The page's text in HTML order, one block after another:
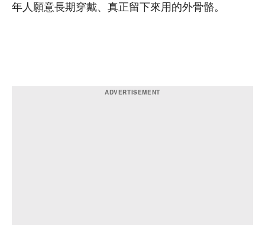
年人願意長期穿戴、真正留下來用的外骨骼。